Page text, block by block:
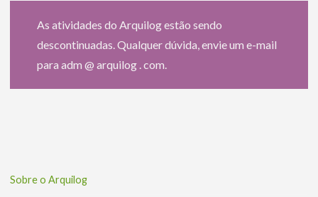
As atividades do Arquilog estão sendo
descontinuadas. Qualquer dúvida, envie um e-mail
para adm @ arquilog . com.
Sobre o Arquilog